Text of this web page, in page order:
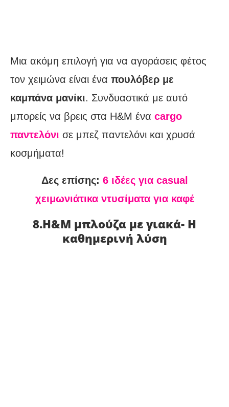
Μια ακόμη επιλογή για να αγοράσεις φέτος
τον χειμώνα είναι ένα πουλόβερ με
καμπάνα μανίκι. Συνδυαστικά με αυτό
μπορείς να βρεις στα H&M ένα cargo
παντελόνι σε μπεζ παντελόνι και χρυσά
κοσμήματα!
Δες επίσης: 6 ιδέες για casual
χειμωνιάτικα ντυσίματα για καφέ
8.H&M μπλούζα με γιακά- Η
καθημερινή λύση